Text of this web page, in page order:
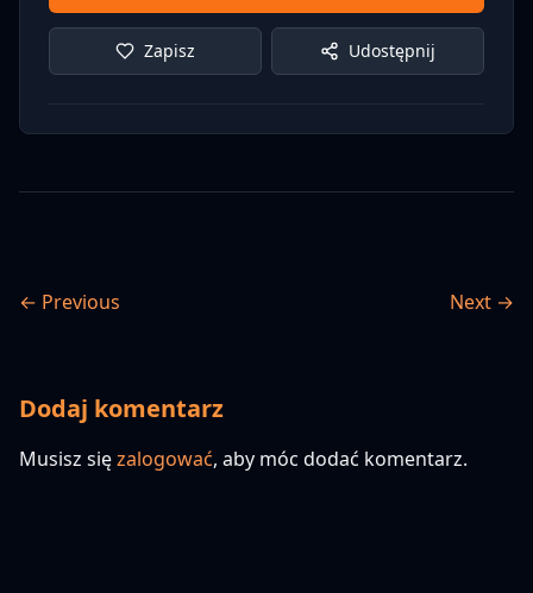
Zapisz Udostępnij
← Previous Next →
Dodaj komentarz
Musisz sięzalogować, aby móc dodać komentarz.